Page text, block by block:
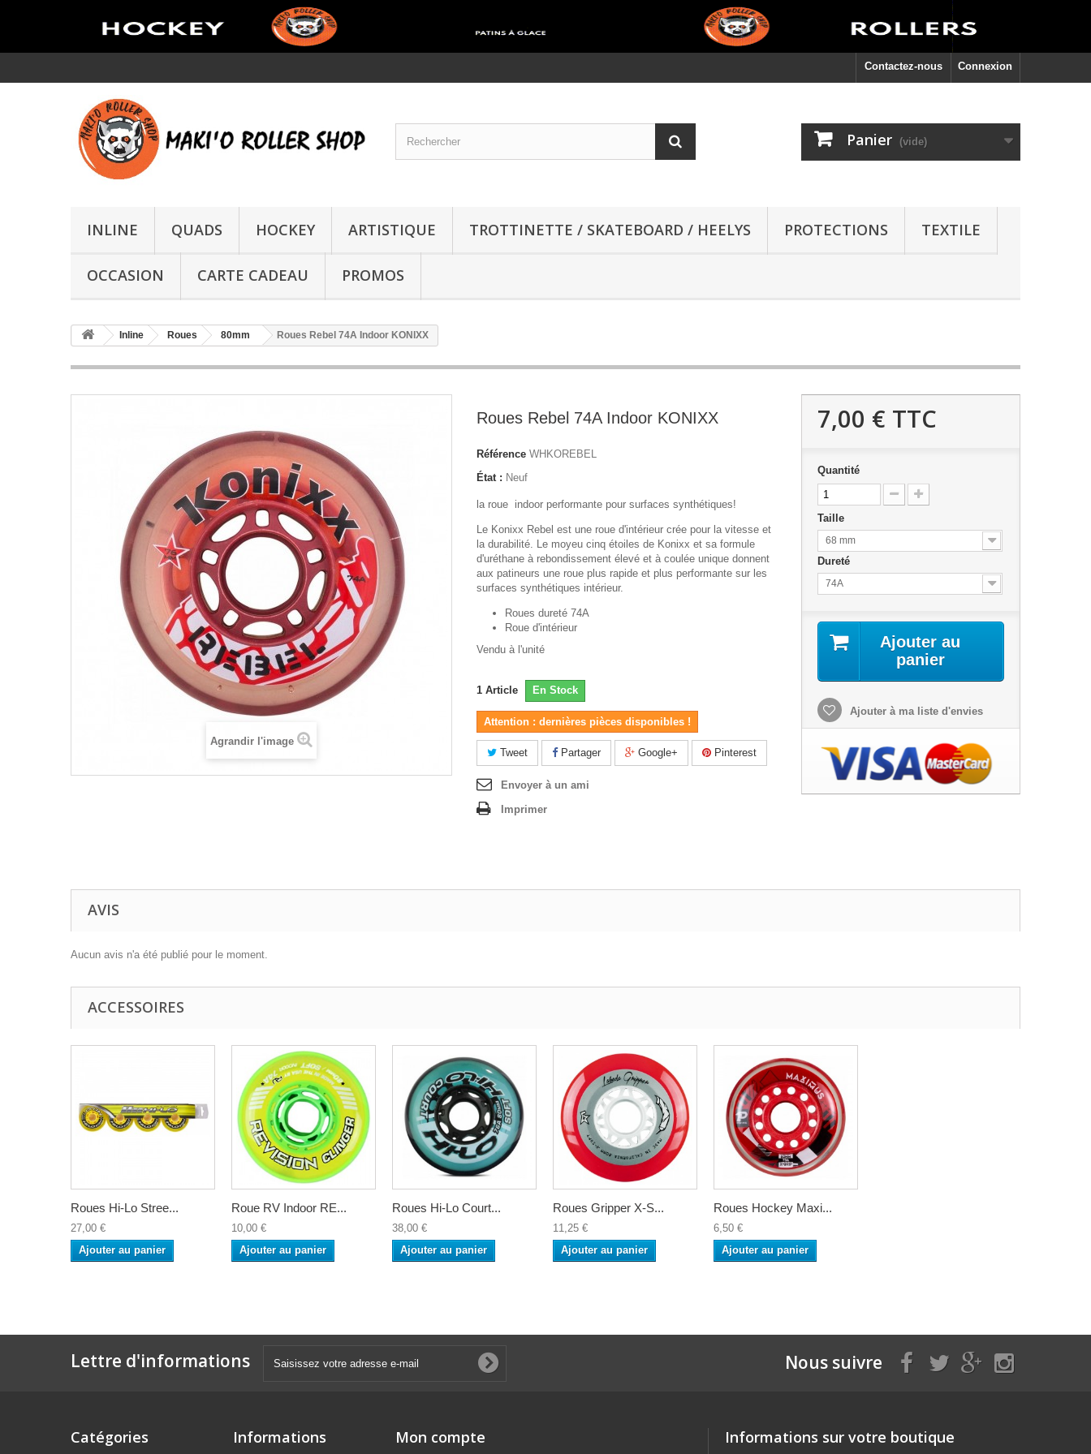
Connexion
Contactez-nous
Panier (vide)
INLINE QUADS HOCKEY ARTISTIQUE TROTTINETTE / SKATEBOARD / HEELYS PROTECTIONS TEXTILE
OCCASION CARTE CADEAU PROMOS
Inline Roues 80mm Roues Rebel 74A Indoor KONIXX
Agrandir l'image
Roues Rebel 74A Indoor KONIXX
Référence WHKOREBEL
État : Neuf
la roue indoor performante pour surfaces synthétiques!
Le Konixx Rebel est une roue d'intérieur crée pour la vitesse et
la durabilité. Le moyeu cinq étoiles de Konixx et sa formule
d'uréthane à rebondissement élevé et à coulée unique donnent
aux patineurs une roue plus rapide et plus performante sur les
surfaces synthétiques intérieur.
Roues dureté 74A
Roue d'intérieur
Vendu à l'unité
1 Article En Stock
Attention : dernières pièces disponibles !
Tweet Partager Google+ Pinterest
Envoyer à un ami
Imprimer
7,00 € TTC
Quantité
Taille
68 mm
Dureté
74A
Ajouter au
panier
Ajouter à ma liste d'envies
AVIS
Aucun avis n'a été publié pour le moment.
ACCESSOIRES
Roues Hi-Lo Stree...
27,00 €
Ajouter au panier
Roue RV Indoor RE...
10,00 €
Ajouter au panier
Roues Hi-Lo Court...
38,00 €
Ajouter au panier
Roues Gripper X-S...
11,25 €
Ajouter au panier
Roues Hockey Maxi...
6,50 €
Ajouter au panier
Lettre d'informations Nous suivre
Catégories Informations Mon compte Informations sur votre boutique